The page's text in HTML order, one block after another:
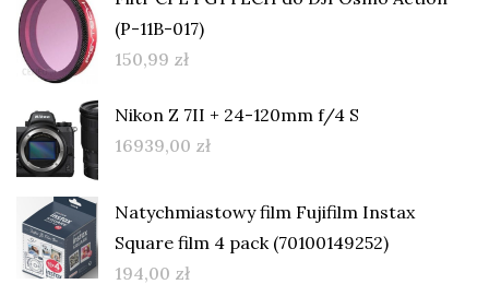
(P-11B-017)
150,99 zł
Nikon Z 7II + 24-120mm f/4 S
16939,00 zł
Natychmiastowy film Fujifilm Instax
Square film 4 pack (70100149252)
194,00 zł